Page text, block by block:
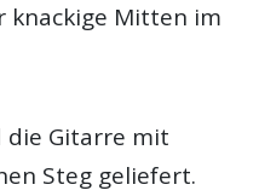
knackige Mitten im
die Gitarre mit
Steg geliefert.